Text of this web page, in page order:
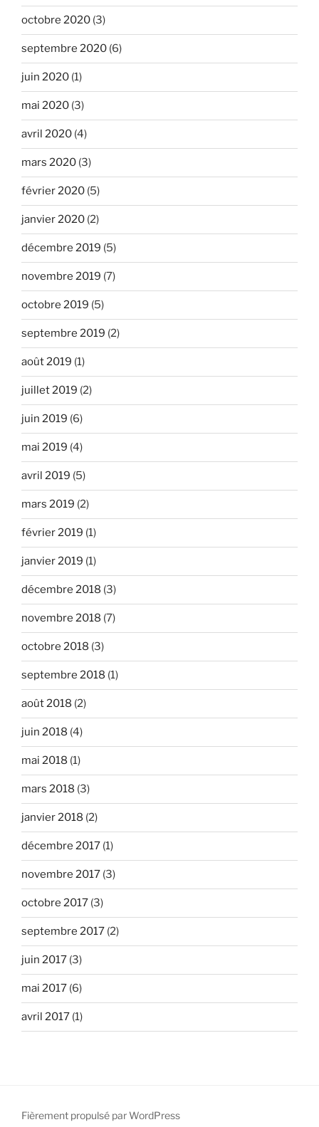
octobre 2020 (3)
septembre 2020 (6)
juin 2020 (1)
mai 2020 (3)
avril 2020 (4)
mars 2020 (3)
février 2020 (5)
janvier 2020 (2)
décembre 2019 (5)
novembre 2019 (7)
octobre 2019 (5)
septembre 2019 (2)
août 2019 (1)
juillet 2019 (2)
juin 2019 (6)
mai 2019 (4)
avril 2019 (5)
mars 2019 (2)
février 2019 (1)
janvier 2019 (1)
décembre 2018 (3)
novembre 2018 (7)
octobre 2018 (3)
septembre 2018 (1)
août 2018 (2)
juin 2018 (4)
mai 2018 (1)
mars 2018 (3)
janvier 2018 (2)
décembre 2017 (1)
novembre 2017 (3)
octobre 2017 (3)
septembre 2017 (2)
juin 2017 (3)
mai 2017 (6)
avril 2017 (1)
Fièrement propulsé par WordPress